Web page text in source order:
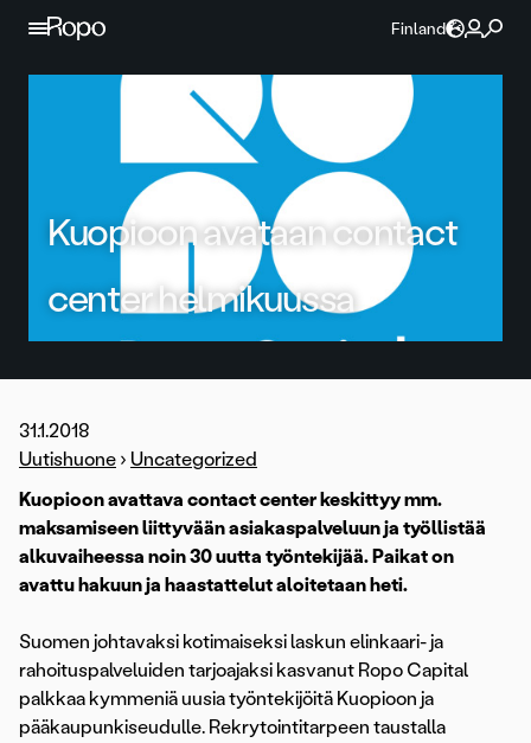
Jatka sisältöön
Finland
Kuopioon avataan contact
center helmikuussa
31.1.2018
Uutishuone › Uncategorized
Kuopioon avattava contact center keskittyy mm.
maksamiseen liittyvään asiakaspalveluun ja työllistää
alkuvaiheessa noin 30 uutta työntekijää. Paikat on
avattu hakuun ja haastattelut aloitetaan heti.
Suomen johtavaksi kotimaiseksi laskun elinkaari- ja
rahoituspalveluiden tarjoajaksi kasvanut Ropo Capital
palkkaa kymmeniä uusia työntekijöitä Kuopioon ja
pääkaupunkiseudulle. Rekrytointitarpeen taustalla